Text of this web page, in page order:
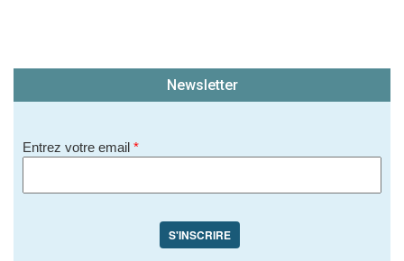
Newsletter
Entrez votre email *
S'INSCRIRE